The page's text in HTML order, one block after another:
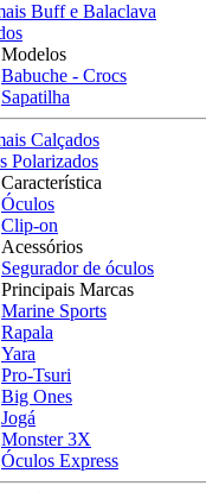
Buff e Balaclava
Modelos
Babuche - Crocs
Sapatilha
Calçados
Polarizados
Característica
Óculos
Clip-on
Acessórios
Segurador de óculos
Principais Marcas
Marine Sports
Rapala
Yara
Pro-Tsuri
Big Ones
Jogá
Monster 3X
Óculos Express